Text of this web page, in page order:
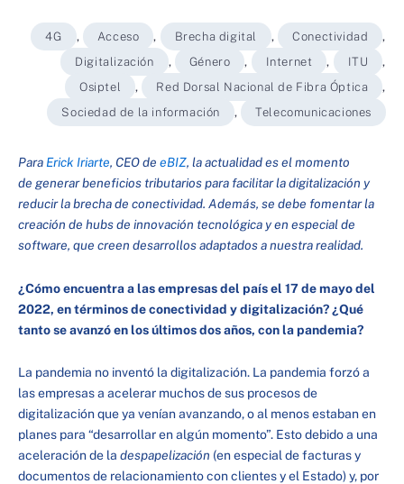
4G , Acceso , Brecha digital , Conectividad
,
Digitalización
, Género , Internet , ITU
,
Osiptel
, Red Dorsal Nacional de Fibra Óptica
,
Sociedad de la información
, Telecomunicaciones
Para Erick Iriarte, CEO de eBIZ, la actualidad es el momento
de generar beneficios tributarios para facilitar la digitalización y
reducir la brecha de conectividad. Además, se debe fomentar la
creación de hubs de innovación tecnológica y en especial de
software, que creen desarrollos adaptados a nuestra realidad.
¿Cómo encuentra a las empresas del país el 17 de mayo del
2022, en términos de conectividad y digitalización? ¿Qué
tanto se avanzó en los últimos dos años, con la pandemia?
La pandemia no inventó la digitalización. La pandemia forzó a
las empresas a acelerar muchos de sus procesos de
digitalización que ya venían avanzando, o al menos estaban en
planes para “desarrollar en algún momento”. Esto debido a una
aceleración de la despapelización (en especial de facturas y
documentos de relacionamiento con clientes y el Estado) y, por